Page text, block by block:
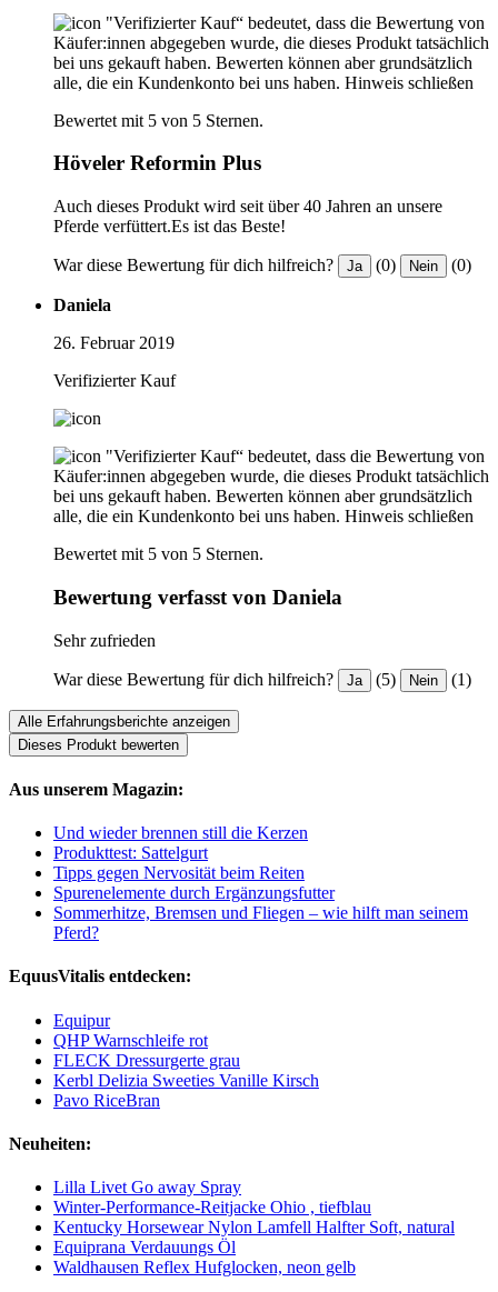
"Verifizierter Kauf“ bedeutet, dass die Bewertung von
Käufer:innen abgegeben wurde, die dieses Produkt tatsächlich
bei uns gekauft haben. Bewerten können aber grundsätzlich
alle, die ein Kundenkonto bei uns haben. Hinweis schließen
Bewertet mit 5 von 5 Sternen.
Höveler Reformin Plus
Auch dieses Produkt wird seit über 40 Jahren an unsere
Pferde verfüttert.Es ist das Beste!
War diese Bewertung für dich hilfreich? Ja (0) Nein (0)
Daniela
26. Februar 2019
Verifizierter Kauf
"Verifizierter Kauf“ bedeutet, dass die Bewertung von
Käufer:innen abgegeben wurde, die dieses Produkt tatsächlich
bei uns gekauft haben. Bewerten können aber grundsätzlich
alle, die ein Kundenkonto bei uns haben. Hinweis schließen
Bewertet mit 5 von 5 Sternen.
Bewertung verfasst von Daniela
Sehr zufrieden
War diese Bewertung für dich hilfreich? Ja (5) Nein (1)
Alle Erfahrungsberichte anzeigen
Dieses Produkt bewerten
Aus unserem Magazin:
Und wieder brennen still die Kerzen
Produkttest: Sattelgurt
Tipps gegen Nervosität beim Reiten
Spurenelemente durch Ergänzungsfutter
Sommerhitze, Bremsen und Fliegen – wie hilft man seinem
Pferd?
EquusVitalis entdecken:
Equipur
QHP Warnschleife rot
FLECK Dressurgerte grau
Kerbl Delizia Sweeties Vanille Kirsch
Pavo RiceBran
Neuheiten:
Lilla Livet Go away Spray
Winter-Performance-Reitjacke Ohio , tiefblau
Kentucky Horsewear Nylon Lamfell Halfter Soft, natural
Equiprana Verdauungs Öl
Waldhausen Reflex Hufglocken, neon gelb